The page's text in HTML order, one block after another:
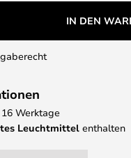
IN DEN
Werktage
Leuchtmittel enthalten